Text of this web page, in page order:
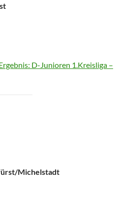
D-Junioren 1.Kreisliga –
Michelstadt